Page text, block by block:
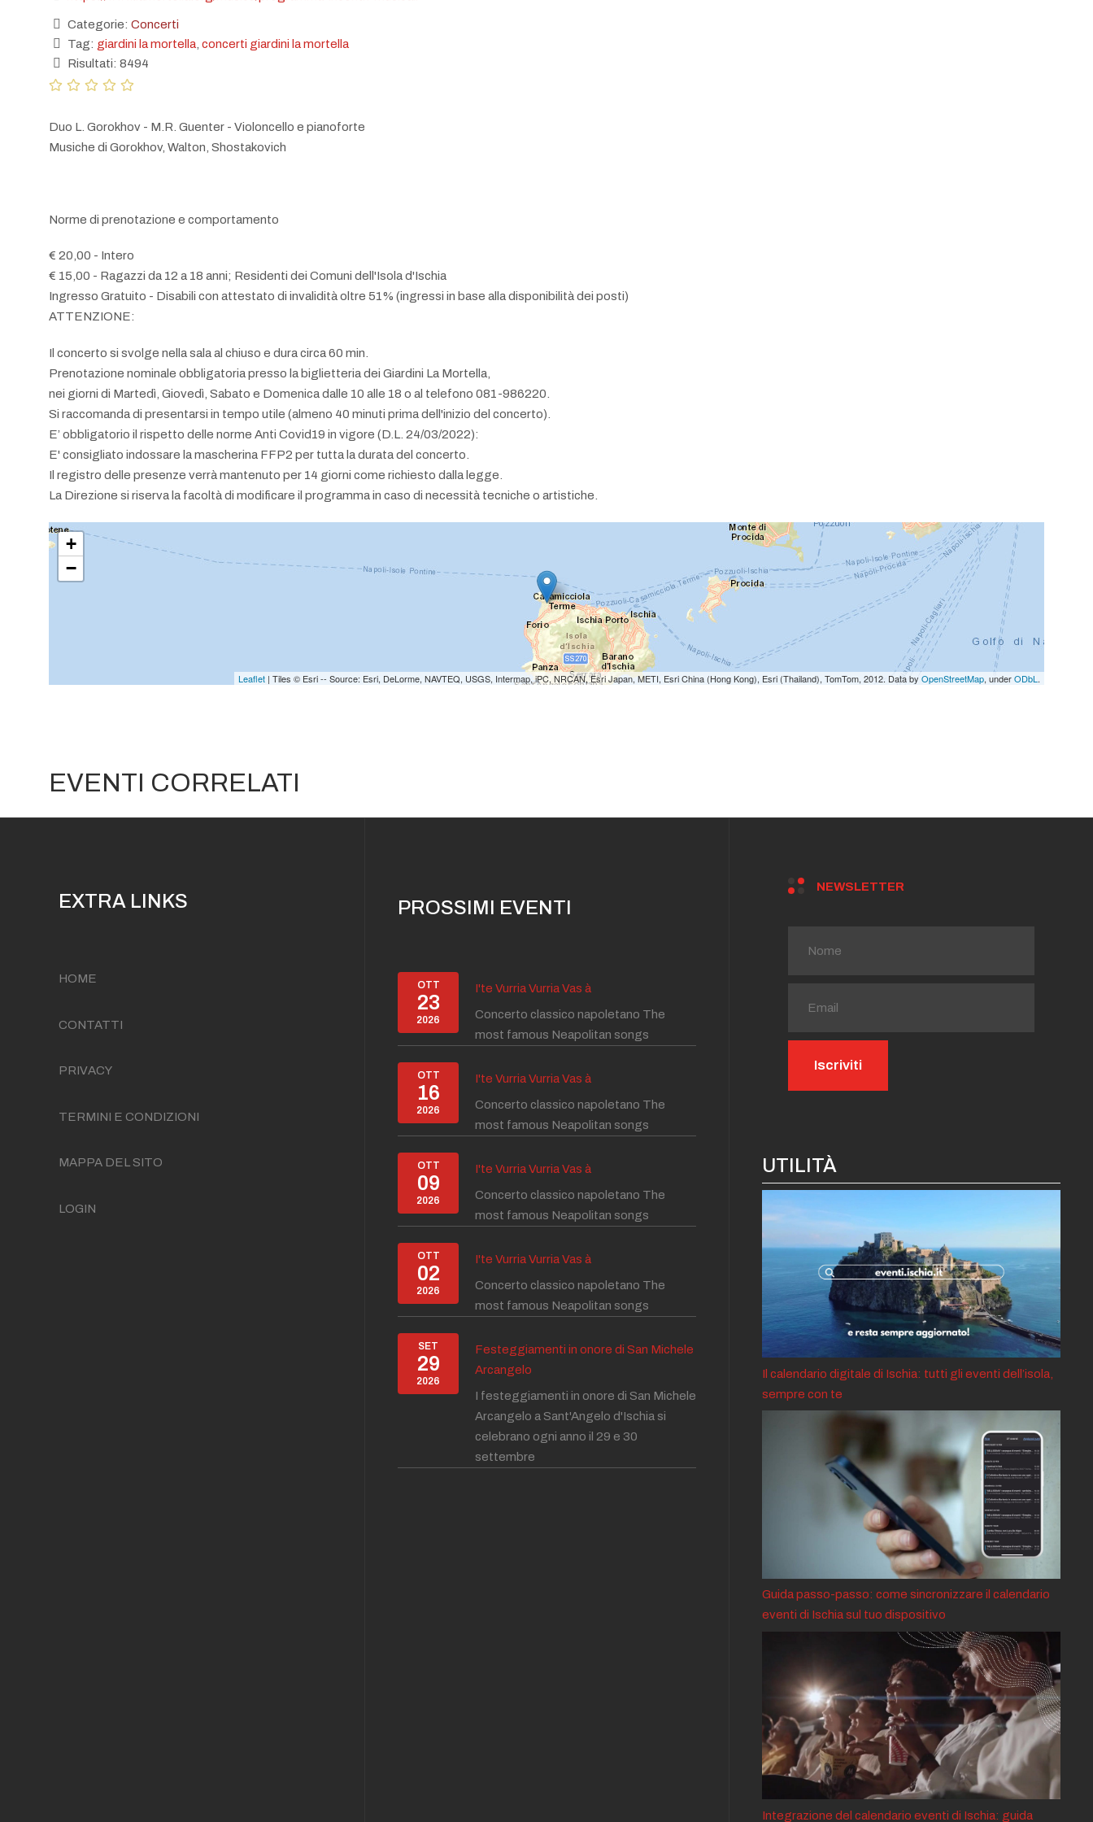
Categorie: Concerti
Tag: giardini la mortella concerti giardini la mortella
Risultati: 8494
Duo L. Gorokhov - M.R. Guenter - Violoncello e pianoforte
Musiche di Gorokhov, Walton, Shostakovich
Norme di prenotazione e comportamento
€ 20,00 - Intero
€ 15,00 - Ragazzi da 12 a 18 anni; Residenti dei Comuni dell'Isola d'Ischia
Ingresso Gratuito - Disabili con attestato di invalidità oltre 51% (ingressi in base alla disponibilità dei posti)
ATTENZIONE:
Il concerto si svolge nella sala al chiuso e dura circa 60 min.
Prenotazione nominale obbligatoria presso la biglietteria dei Giardini La Mortella,
nei giorni di Martedì, Giovedì, Sabato e Domenica dalle 10 alle 18 o al telefono 081-986220.
Si raccomanda di presentarsi in tempo utile (almeno 40 minuti prima dell'inizio del concerto).
E’ obbligatorio il rispetto delle norme Anti Covid19 in vigore (D.L. 24/03/2022):
E' consigliato indossare la mascherina FFP2 per tutta la durata del concerto.
Il registro delle presenze verrà mantenuto per 14 giorni come richiesto dalla legge.
La Direzione si riserva la facoltà di modificare il programma in caso di necessità tecniche o artistiche.
+
−
Leaflet | Tiles © Esri -- Source: Esri, DeLorme, NAVTEQ, USGS, Intermap, iPC, NRCAN, Esri Japan, METI, Esri China (Hong Kong), Esri (Thailand), TomTom, 2012. Data by OpenStreetMap, underODbL.
EVENTI CORRELATI
EXTRA LINKS
HOME
CONTATTI
PRIVACY
TERMINI E CONDIZIONI
MAPPA DEL SITO
LOGIN
PROSSIMI EVENTI
OTT
23
2026
I'te Vurria Vurria Vas à
Concerto classico napoletano The
most famous Neapolitan songs
OTT
16
2026
I'te Vurria Vurria Vas à
Concerto classico napoletano The
most famous Neapolitan songs
OTT
09
2026
I'te Vurria Vurria Vas à
Concerto classico napoletano The
most famous Neapolitan songs
OTT
02
2026
I'te Vurria Vurria Vas à
Concerto classico napoletano The
most famous Neapolitan songs
SET
29
2026
Festeggiamenti in onore di San Michele
Arcangelo
I festeggiamenti in onore di San Michele
Arcangelo a Sant'Angelo d'Ischia si
celebrano ogni anno il 29 e 30
settembre
NEWSLETTER
UTILITÀ
Il calendario digitale di Ischia: tutti gli eventi dell’isola,
sempre con te
Guida passo-passo: come sincronizzare il calendario
eventi di Ischia sul tuo dispositivo
Integrazione del calendario eventi di Ischia: guida